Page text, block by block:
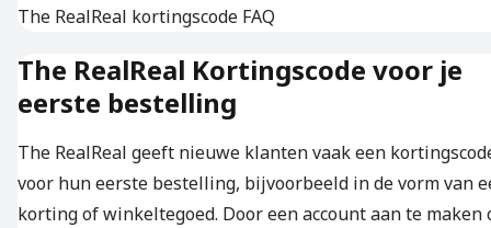
The RealReal kortingscode FAQ
The RealReal Kortingscode voor je
eerste bestelling
The RealReal geeft nieuwe klanten vaak een
voor hun eerste bestelling, bijvoorbeeld in de vorm van
korting of winkeltegoed. Door een account aan te maken